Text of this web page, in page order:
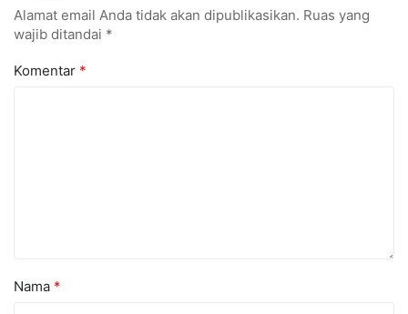
Alamat email Anda tidak akan dipublikasikan. Ruas yang
wajib ditandai *
Komentar *
Nama *